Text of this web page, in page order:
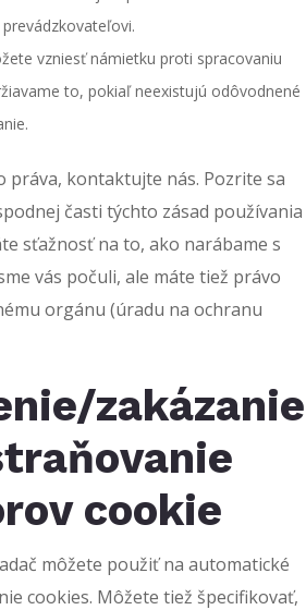
vzniesť námietku proti spracovaniu
to, pokiaľ neexistujú odôvodnené
práva, kontaktujte nás. Pozrite sa
časti týchto zásad používania
sťažnosť na to, ako narábame s
vás počuli, ale máte tiež právo
orgánu (úradu na ochranu
zakázanie
cookie
môžete použiť na automatické
cookies. Môžete tiež špecifikovať,